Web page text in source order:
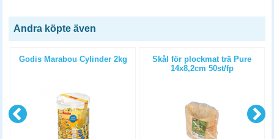
Andra köpte även
Godis Marabou Cylinder 2kg
Skål för plockmat trä Pure
14x8,2cm 50st/fp